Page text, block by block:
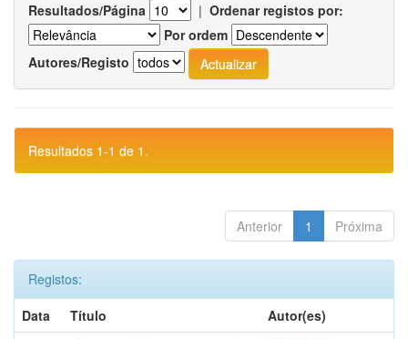
Resultados/Página | Ordenar registos por:
Por ordem
Autores/Registo
Resultados 1-1 de 1.
Anterior 1 Próxima
Registos:
Data
Título
Autor(es)